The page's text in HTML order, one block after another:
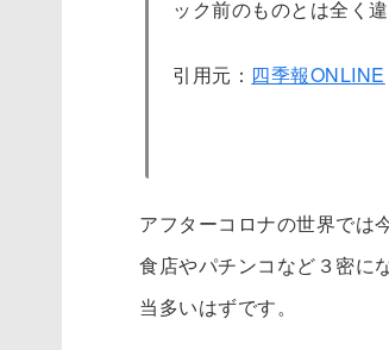
ック前のものとは全く
引用元： 四季報ONLINE
アフターコロナの世界では
食店やパチンコなど３密に
当多いはずです。